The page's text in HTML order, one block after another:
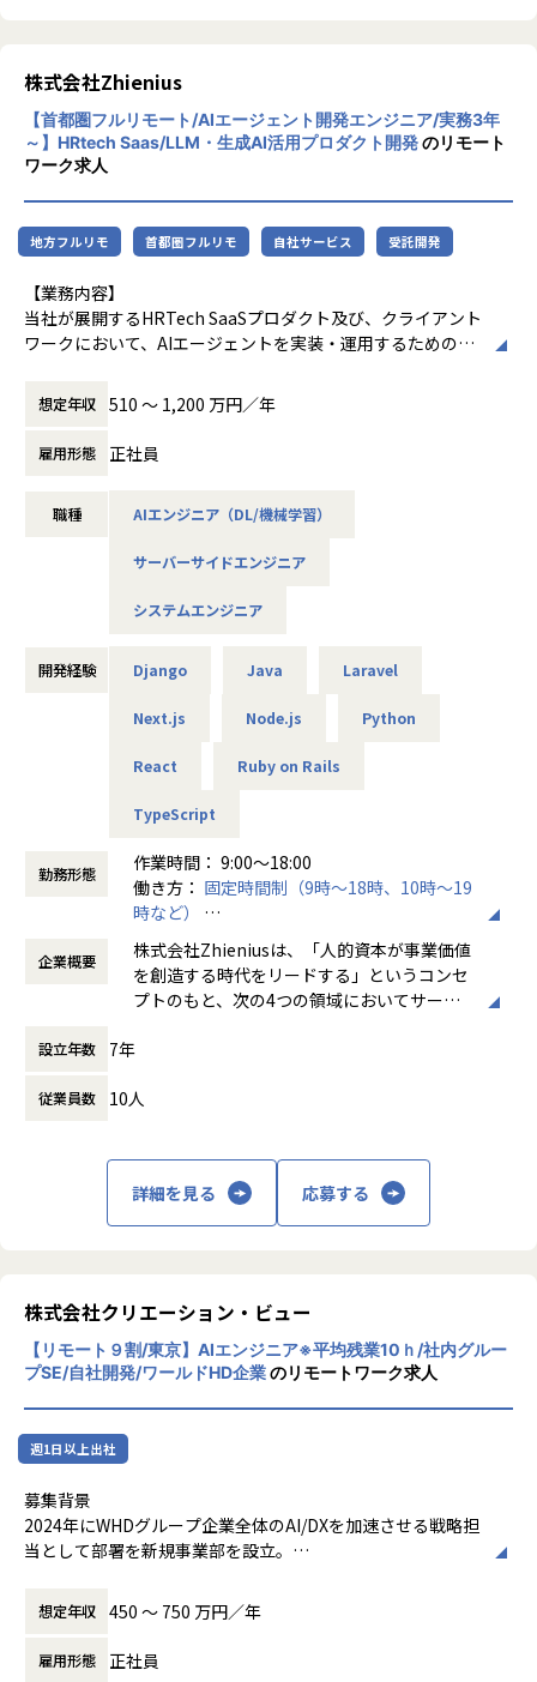
特化した革新的な教育プラットフォームです。あなたには以
下の開発に携わっていただきます：
• ユーザーの学習行動データ分析と個別最適化機能の設計・
＜技術スタック＞ フロントエンド：React.js、TypeScript •
バックエンド：golang、• AI/ML：OpenAI API、Lama • デ
ータベース：MySQL • インフラ：AWS、Docker、Git
• 自然言語処理機能の高度化 • 対話型UIの改善とUXデザイン
dex • React Native • AWS
■最先端技術を活用した受託開発
も携わっていただきます：
• 自動運転車の渋滞予測システム開発 • 医療・調剤システム
AWS各種サービス（Lambda、S3、EC2など） • 自動化：CI/
成果重視の文化：「タイパ」を重視し、短時間で高い成果を
エンジニア＝アスリート育成：技術・メンタル・フィジカル
を総合的に強化
＜開発アプローチ＞
アジャイル開発＋継続改善
データドリブンな意思決定
クロスファンクショナル（エンジニア・教育専門家・デザイ
半年で生成AI活用スキル習得可能
入社後すぐにスキルチェックで最適な成長プランを策定
半年で生成AI活用スキルを習得可能
3年後にはテックリードやAI専門家として活躍できるキャリ
【キャリアパススケジュールイメージ】
入社直後：環境構築・小規模改修
4〜6ヶ月：機能設計〜実装、PoCリード
7ヶ月〜：テックリード、後輩育成、技術発信
最先端技術に触れられる環境（生成AI、LLM、マルチモーダ
成果重視・自由度高い働き方
株式会社Zhienius
【首都圏フルリモート/AIエージェント開発エンジニア/実務3年
～】HRtech Saas/LLM・生成AI活用プロダクト開発のリモート
ワーク求人
地方フルリモ 首都圏フルリモ 自社サービス 受託開発
【業務内容】
当社が展開するHRTech SaaSプロダクト及び、クライアント
ワークにおいて、AIエージェントを実装・運用するための開
用したプロダクト／機能の社会実装を一気通貫で推進できる
ポジションです。
▼主な業務内容
LangChainやOpenAI API等を活用したAIエージェント開発
HRTechSaaSにおけるAIエージェントの機能開発
外部RAG（Retrieval-Augmented Generation）や社内DB
プロダクト・インフラ要件の設計および開発
AIエージェントを用いた新規事業の立ち上げ支援
【エンジニアのキャリアマップ】
バックエンド／フロントエンド／AI・LLM領域問わず、エン
ジニア1人1人に合わせたキャリアマップをご用意していま
す。 ご自身の技術フェーズややりたいことを第一優先とし
て、キャリアマップを描いていきます。 MCV（My Creation
Vision）という独自の目標管理と評価を導入しており、キャ
ネジメント／ITコンサル／自社プロダクト開発／新規事業開
・新規、追加機能の仕様策定、設計
・Pythonを利用したバックエンド開発全般
築
■LLM・生成AIを活用したエージェントワークフローの開発
（自社サービス）
・OpenAI Function CallingやLangChain Agentを利用し
・各エージェントの状態管理やマルチステップ実行（tool
calling、memory management）
・Pythonを利用したバックエンド開発全般
・​​AWSを利用したインフラ構築AWS を利用したインフラ構
築
■toC向けサービスバックエンド開発支援
想定年収 510 〜 1,200 万円／年
雇用形態 正社員
職種 AIエンジニア（DL/機械学習）
サーバーサイドエンジニア
システムエンジニア
開発経験 Django Java Laravel
Next.js Node.js Python
React Ruby on Rails
TypeScript
勤務形態
作業時間： 9:00〜18:00
働き方： 固定時間制（9時～18時、10時～19
時など）
時間外労働の有無： 有（月平均10時間）
休憩時間： 60分
企業概要
株式会社Zhieniusは、「人的資本が事業価値
を創造する時代をリードする」というコンセ
プトのもと、次の4つの領域においてサービ
同社では、アウトソーシング事業の拡大と自
方を募集しております。
HRや業種に精通した専属コンサルタントを中
心に、幅広いHR分野のプロフェッショナルパ
戦略設計から実装、サポートまでを一貫して
支援しております。
採用やオンボーディング、タレントマネジメ
ントなどに関する多様なHRテックプロダクト
やサービスの選定から導入までをご提案いた
幅広い職種のプロフェッショナル人材を社員
およびパートナーとして擁し、顧客のニーズ
支援しております。
業務に精通した人材をアサインしておりま
設立年数 7年
従業員数 10人
詳細を見る 応募する
株式会社クリエーション・ビュー
【リモート９割/東京】AIエンジニア※平均残業10ｈ/社内グルー
プSE/自社開発/ワールドHD企業のリモートワーク求人
週1日以上出社
募集背景
2024年にWHDグループ企業全体のAI/DXを加速させる戦略担
当として部署を新規事業部を設立。
える多様なビジネス課題に対し、AIを活用したシステム開発
を通じて事業価値の最大化に貢献しています。また外部クラ
イアントの案件も拡大中です。
現在、当部署は10名超の精鋭でAI/DX事業のシステム開発を
想定年収 450 〜 750 万円／年
雇用形態 正社員